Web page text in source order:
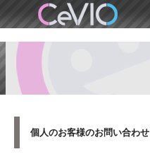
個人のお客様のお問い合わせ